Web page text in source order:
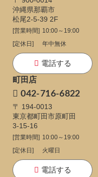
沖縄県那覇市
松尾2-5-39 2F
[営業時間] 10:00～19:00
[定休日]
年中無休
電話する
町田店
042-716-6822
〒 194-0013
東京都町田市原町田
3-15-16
[営業時間] 10:00～19:00
[定休日]
火曜日
電話する